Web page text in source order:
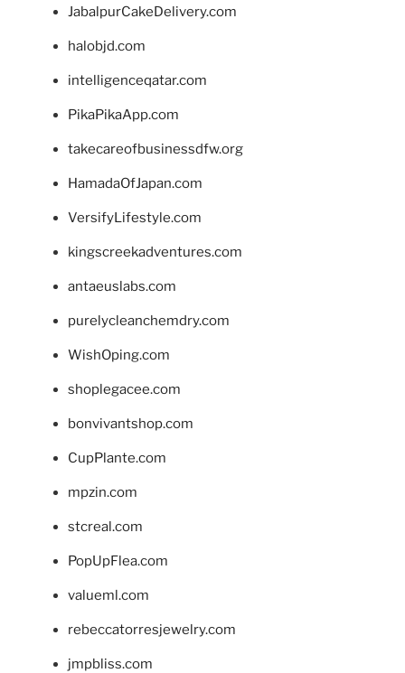
JabalpurCakeDelivery.com
halobjd.com
intelligenceqatar.com
PikaPikaApp.com
takecareofbusinessdfw.org
HamadaOfJapan.com
VersifyLifestyle.com
kingscreekadventures.com
antaeuslabs.com
purelycleanchemdry.com
WishOping.com
shoplegacee.com
bonvivantshop.com
CupPlante.com
mpzin.com
stcreal.com
PopUpFlea.com
valueml.com
rebeccatorresjewelry.com
jmpbliss.com